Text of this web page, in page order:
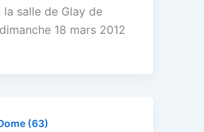
salle de Glay de
18 mars 2012
(63)